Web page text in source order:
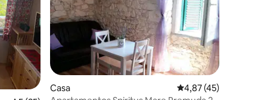
Casa Classificação média
4,87 (45)